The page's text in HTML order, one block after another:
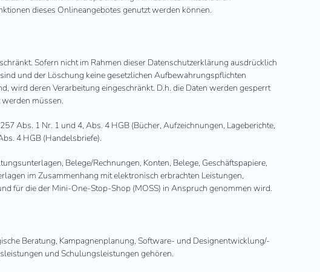
dieses Onlineangebotes genutzt werden können.
Sofern nicht im Rahmen dieser Datenschutzerklärung ausdrücklich
und der Löschung keine gesetzlichen Aufbewahrungspflichten
wird deren Verarbeitung eingeschränkt. D.h. die Daten werden gesperrt
müssen.
Abs. 1 Nr. 1 und 4, Abs. 4 HGB (Bücher, Aufzeichnungen, Lageberichte,
4 HGB (Handelsbriefe).
Belege/Rechnungen, Konten, Belege, Geschäftspapiere,
im Zusammenhang mit elektronisch erbrachten Leistungen,
für die der Mini-One-Stop-Shop (MOSS) in Anspruch genommen wird.
Beratung, Kampagnenplanung, Software- und Designentwicklung/-
und Schulungsleistungen gehören.